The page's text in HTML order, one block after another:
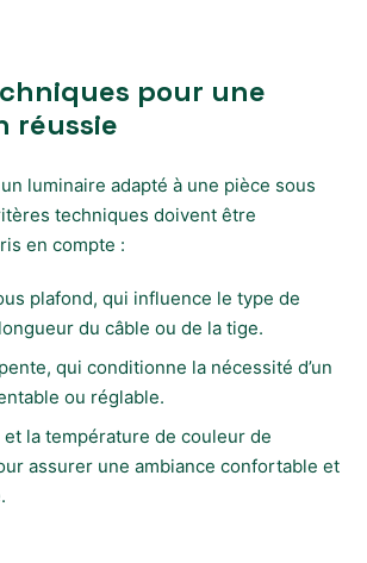
pour une
réussie
luminaire adapté à une pièce sous
techniques doivent être
en compte :
plafond, qui influence le type de
du câble ou de la tige.
qui conditionne la nécessité d’un
ou réglable.
et la température de couleur de
assurer une ambiance confortable et